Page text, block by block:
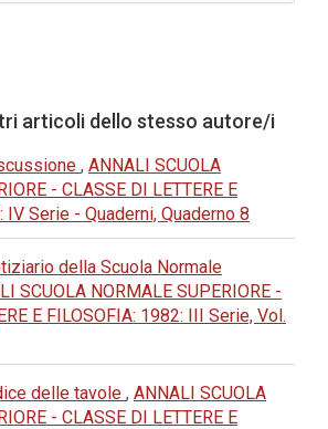
articoli dello stesso autore/i
, ANNALI SCUOLA
- CLASSE DI LETTERE E
IV Serie - Quaderni, Quaderno 8
della Scuola Normale
SCUOLA NORMALE SUPERIORE -
E FILOSOFIA: 1982: III Serie, Vol.
delle tavole , ANNALI SCUOLA
- CLASSE DI LETTERE E